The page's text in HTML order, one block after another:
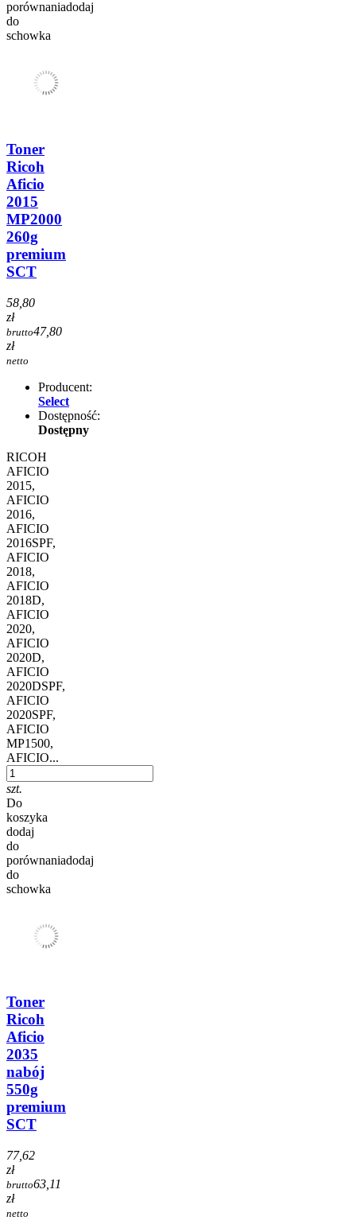
porównaniadodaj
do
schowka
Toner
Ricoh
Aficio
2015
MP2000
260g
premium
SCT
58,80
zł
brutto47,80
zł
netto
Producent:
Select
Dostępność:
Dostępny
RICOH
AFICIO
2015,
AFICIO
2016,
AFICIO
2016SPF,
AFICIO
2018,
AFICIO
2018D,
AFICIO
2020,
AFICIO
2020D,
AFICIO
2020DSPF,
AFICIO
2020SPF,
AFICIO
MP1500,
AFICIO...
szt.
Do
koszyka
dodaj
do
porównaniadodaj
do
schowka
Toner
Ricoh
Aficio
2035
nabój
550g
premium
SCT
77,62
zł
brutto63,11
zł
netto